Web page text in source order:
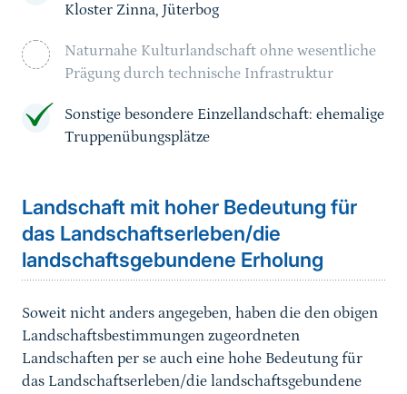
Kloster Zinna, Jüterbog
Naturnahe Kulturlandschaft ohne wesentliche
Prägung durch technische Infrastruktur
Sonstige besondere Einzellandschaft: ehemalige
Truppenübungsplätze
Landschaft mit hoher Bedeutung für
das Landschaftserleben/die
landschaftsgebundene Erholung
Soweit nicht anders angegeben, haben die den obigen
Landschaftsbestimmungen zugeordneten
Landschaften per se auch eine hohe Bedeutung für
das Landschaftserleben/die landschaftsgebundene